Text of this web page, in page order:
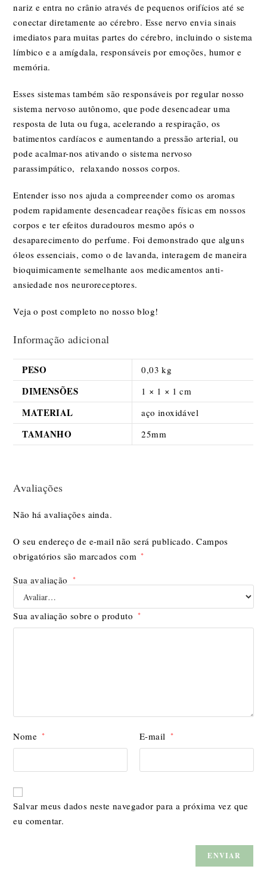
nariz e entra no crânio através de pequenos orifícios até se
conectar diretamente ao cérebro. Esse nervo envia sinais
imediatos para muitas partes do cérebro, incluindo o sistema
límbico e a amígdala, responsáveis ​​por emoções, humor e
memória.
Esses sistemas também são responsáveis ​​por regular nosso
sistema nervoso autônomo, que pode desencadear uma
resposta de luta ou fuga, acelerando a respiração, os
batimentos cardíacos e aumentando a pressão arterial, ou
pode acalmar-nos ativando o sistema nervoso
parassimpático, relaxando nossos corpos.
Entender isso nos ajuda a compreender como os aromas
podem rapidamente desencadear reações físicas em nossos
corpos e ter efeitos duradouros mesmo após o
desaparecimento do perfume. Foi demonstrado que alguns
óleos essenciais, como o de lavanda, interagem de maneira
bioquimicamente semelhante aos medicamentos anti-
ansiedade nos neuroreceptores.
Veja o post completo no nosso blog!
Informação adicional
PESO 0,03 kg
DIMENSÕES 1 × 1 × 1 cm
MATERIAL aço inoxidável
TAMANHO 25mm
Avaliações
Não há avaliações ainda.
O seu endereço de e-mail não será publicado. Campos
obrigatórios são marcados com *
Sua avaliação *
Sua avaliação sobre o produto *
Nome * E-mail *
Salvar meus dados neste navegador para a próxima vez que
eu comentar.